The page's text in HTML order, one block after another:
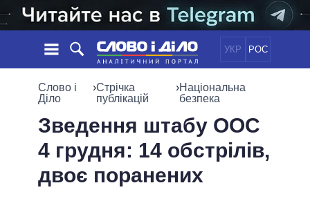
УКР РОС
НОВИНИ
ПОДІЇ
СТАТТІ
ДУМКИ
ПОЛІТИКА
ЕКОНОМІКА
СУСПІЛЬСТВО
СВІТ
ОБIЦЯНКИ
ПОЛIТИКИ
УСІ ПОЛІТИКИІНФОГРАФІКА
Слово і
Діло
›Стрічка
публікацій
›Національна
безпека
Зведення штабу ООС
4 грудня: 14 обстрілів,
двоє поранених